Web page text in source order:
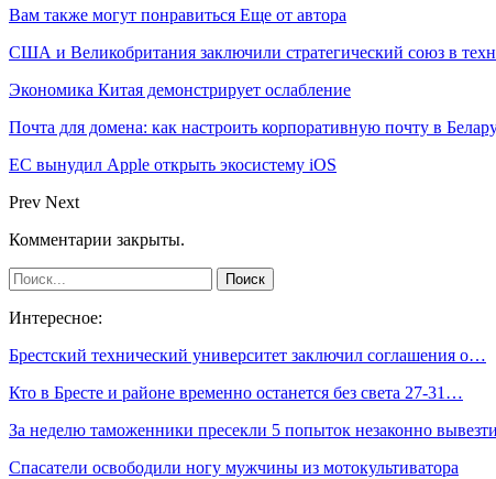
Вам также могут понравиться Еще от автора
США и Великобритания заключили стратегический союз в
Экономика Китая демонстрирует ослабление
Почта для домена: как настроить корпоративную почту в
ЕС вынудил Apple открыть экосистему iOS
Prev Next
Комментарии закрыты.
Интересное:
Брестский технический университет заключил соглашения о…
Кто в Бресте и районе временно останется без света 27-31…
За неделю таможенники пресекли 5 попыток незаконно
Спасатели освободили ногу мужчины из мотокультиватора